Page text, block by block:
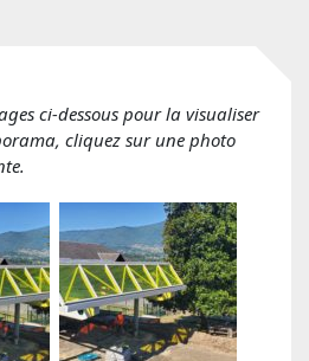
ci-dessous pour la visualiser
cliquez sur une photo